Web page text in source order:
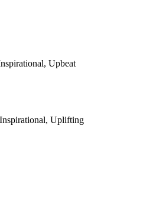
Upbeat
Uplifting